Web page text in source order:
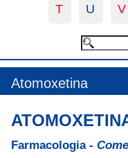
T U V
Atomoxetina
Farmacologia -